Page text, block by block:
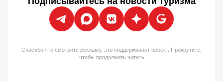
Спасибо что смотрите рекламу, это поддерживает проект. Прокрутите,
чтобы продолжить читать